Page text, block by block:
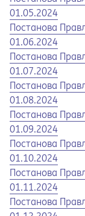
01.05.2024
Opens in a new
Opens a pdf
Постанова
01.06.2024
Opens in a new
Opens a pdf
Постанова
01.07.2024
Opens in a new
Opens a pdf
Постанова
01.08.2024
Opens in a new
Opens a pdf
Постанова
01.09.2024
Opens in a new
Opens a pdf
Постанова
01.10.2024
Opens in a new
Opens a pdf
Постанова
01.11.2024
Opens in a new
Opens a pdf
Постанова